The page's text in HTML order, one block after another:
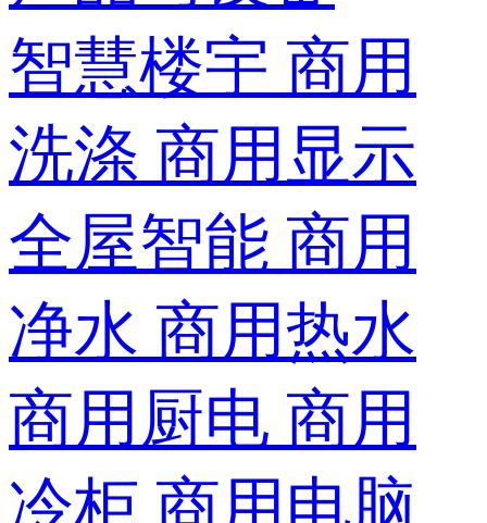
智慧楼宇 商用
洗涤 商用显示
全屋智能 商用
净水 商用热水
商用厨电 商用
冷柜 商用电脑